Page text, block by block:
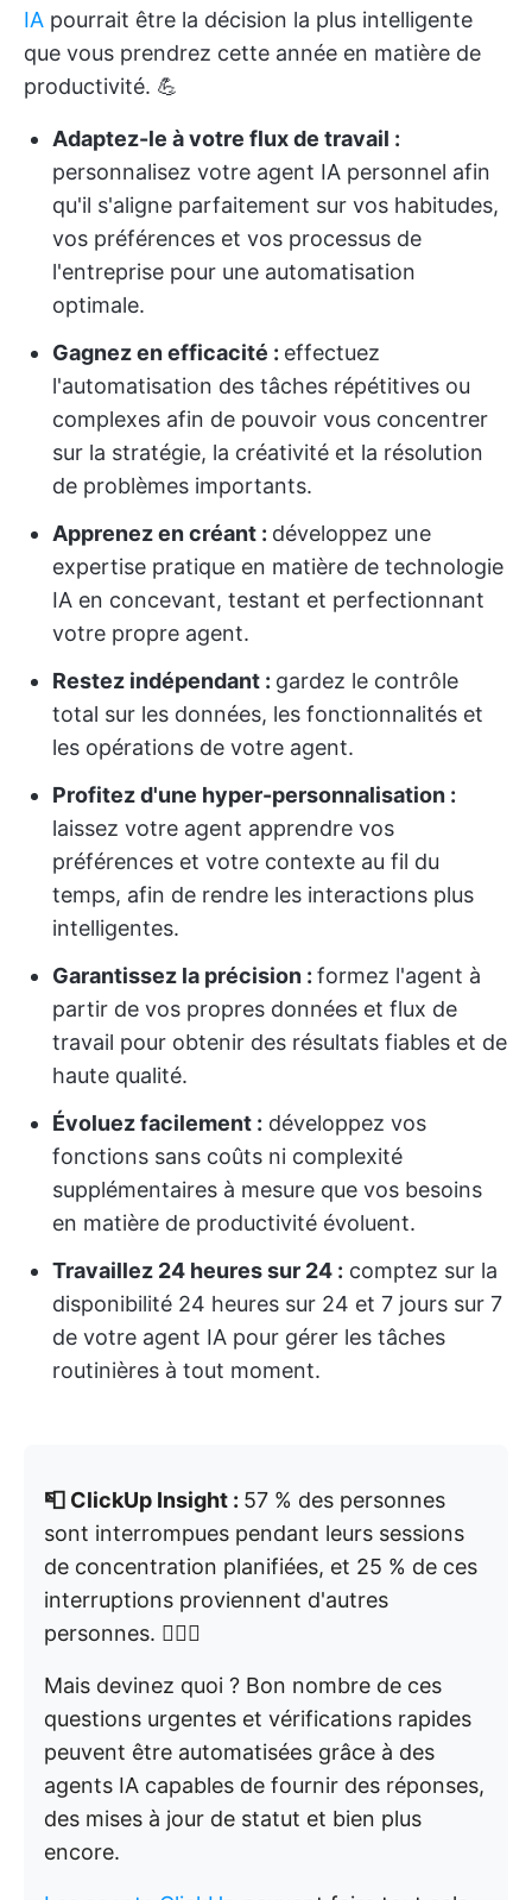
IA pourrait être la décision la plus intelligente
que vous prendrez cette année en matière de
productivité. 💪
Adaptez-le à votre flux de travail :
personnalisez votre agent IA personnel afin
qu'il s'aligne parfaitement sur vos habitudes,
vos préférences et vos processus de
l'entreprise pour une automatisation
optimale.
Gagnez en efficacité : effectuez
l'automatisation des tâches répétitives ou
complexes afin de pouvoir vous concentrer
sur la stratégie, la créativité et la résolution
de problèmes importants.
Apprenez en créant : développez une
expertise pratique en matière de technologie
IA en concevant, testant et perfectionnant
votre propre agent.
Restez indépendant : gardez le contrôle
total sur les données, les fonctionnalités et
les opérations de votre agent.
Profitez d'une hyper-personnalisation :
laissez votre agent apprendre vos
préférences et votre contexte au fil du
temps, afin de rendre les interactions plus
intelligentes.
Garantissez la précision : formez l'agent à
partir de vos propres données et flux de
travail pour obtenir des résultats fiables et de
haute qualité.
Évoluez facilement : développez vos
fonctions sans coûts ni complexité
supplémentaires à mesure que vos besoins
en matière de productivité évoluent.
Travaillez 24 heures sur 24 : comptez sur la
disponibilité 24 heures sur 24 et 7 jours sur 7
de votre agent IA pour gérer les tâches
routinières à tout moment.
📮 ClickUp Insight : 57 % des personnes
sont interrompues pendant leurs sessions
de concentration planifiées, et 25 % de ces
interruptions proviennent d'autres
personnes. 🤦🏾‍♂️
Mais devinez quoi ? Bon nombre de ces
questions urgentes et vérifications rapides
peuvent être automatisées grâce à des
agents IA capables de fournir des réponses,
des mises à jour de statut et bien plus
encore.